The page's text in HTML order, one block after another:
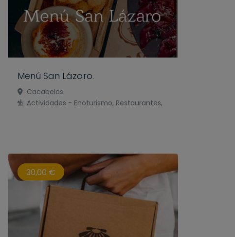
Menú San Lázaro.
Cacabelos
Actividades - Enoturismo, Restaurantes,
30,00 €